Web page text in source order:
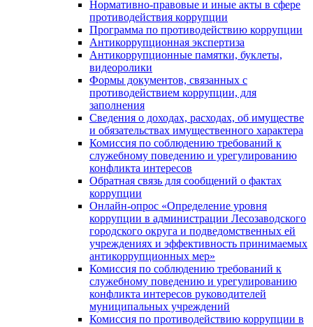
Нормативно-правовые и иные акты в сфере
противодействия коррупции
Программа по противодействию коррупции
Антикоррупционная экспертиза
Антикоррупционные памятки, буклеты,
видеоролики
Формы документов, связанных с
противодействием коррупции, для
заполнения
Сведения о доходах, расходах, об имуществе
и обязательствах имущественного характера
Комиссия по соблюдению требований к
служебному поведению и урегулированию
конфликта интересов
Обратная связь для сообщений о фактах
коррупции
Онлайн-опрос «Определение уровня
коррупции в администрации Лесозаводского
городского округа и подведомственных ей
учреждениях и эффективность принимаемых
антикоррупционных мер»
Комиссия по соблюдению требований к
служебному поведению и урегулированию
конфликта интересов руководителей
муниципальных учреждений
Комиссия по противодействию коррупции в